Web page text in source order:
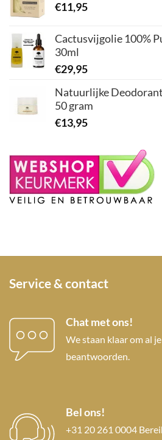
€11,95
Cactusvijgolie 100%
30ml
€29,95
Natuurlijke
50 gram
€13,95
Service & contact
Chat met ons!
We staan klaar om al
beantwoorden.
Bel ons!
+31 20 261 0004